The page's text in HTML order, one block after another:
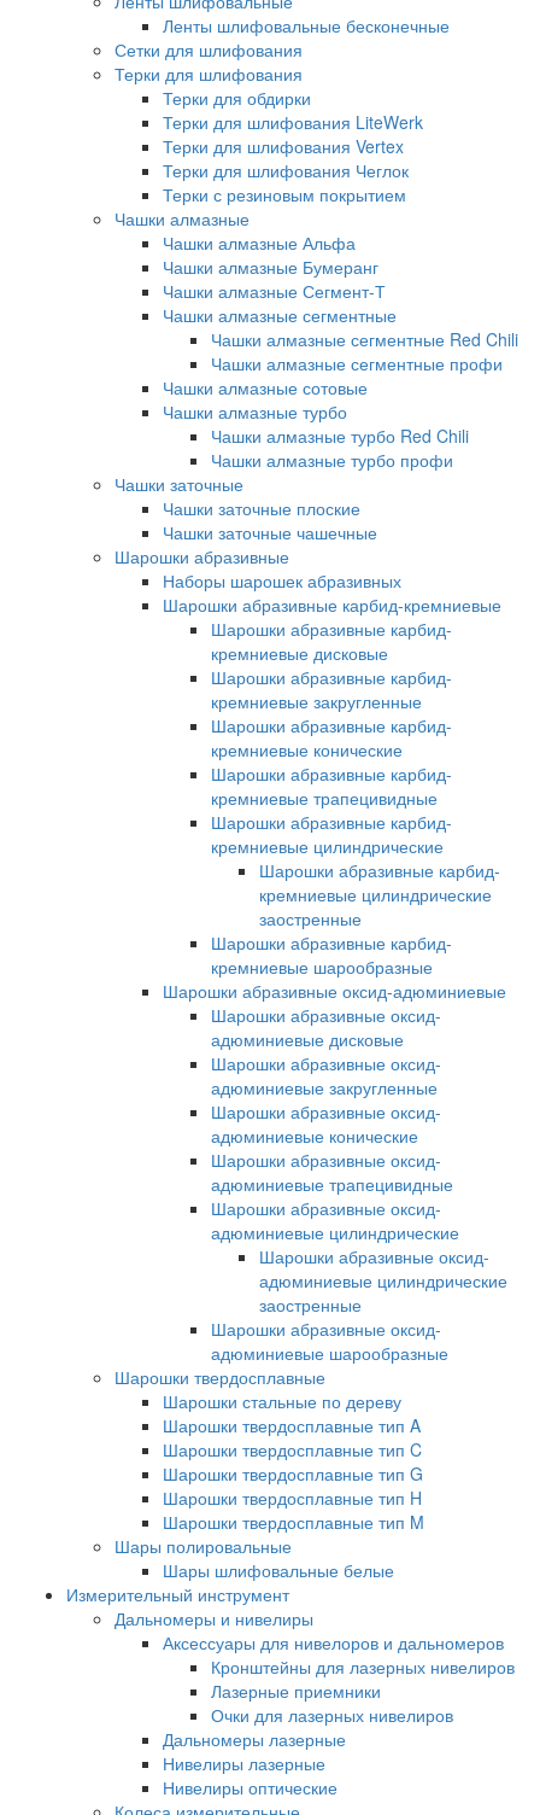
Ленты шлифовальные бесконечные
Сетки для шлифования
Терки для шлифования
Терки для обдирки
Терки для шлифования LiteWerk
Терки для шлифования Vertex
Терки для шлифования Чеглок
Терки с резиновым покрытием
Чашки алмазные
Чашки алмазные Альфа
Чашки алмазные Бумеранг
Чашки алмазные Сегмент-Т
Чашки алмазные сегментные
Чашки алмазные сегментные Red Chili
Чашки алмазные сегментные профи
Чашки алмазные сотовые
Чашки алмазные турбо
Чашки алмазные турбо Red Chili
Чашки алмазные турбо профи
Чашки заточные
Чашки заточные плоские
Чашки заточные чашечные
Шарошки абразивные
Наборы шарошек абразивных
Шарошки абразивные карбид-кремниевые
Шарошки абразивные карбид-
кремниевые дисковые
Шарошки абразивные карбид-
кремниевые закругленные
Шарошки абразивные карбид-
кремниевые конические
Шарошки абразивные карбид-
кремниевые трапецивидные
Шарошки абразивные карбид-
кремниевые цилиндрические
Шарошки абразивные карбид-
кремниевые цилиндрические
заостренные
Шарошки абразивные карбид-
кремниевые шарообразные
Шарошки абразивные оксид-адюминиевые
Шарошки абразивные оксид-
адюминиевые дисковые
Шарошки абразивные оксид-
адюминиевые закругленные
Шарошки абразивные оксид-
адюминиевые конические
Шарошки абразивные оксид-
адюминиевые трапецивидные
Шарошки абразивные оксид-
адюминиевые цилиндрические
Шарошки абразивные оксид-
адюминиевые цилиндрические
заостренные
Шарошки абразивные оксид-
адюминиевые шарообразные
Шарошки твердосплавные
Шарошки стальные по дереву
Шарошки твердосплавные тип A
Шарошки твердосплавные тип C
Шарошки твердосплавные тип G
Шарошки твердосплавные тип H
Шарошки твердосплавные тип M
Шары полировальные
Шары шлифовальные белые
Измерительный инструмент
Дальномеры и нивелиры
Аксессуары для нивелоров и дальномеров
Кронштейны для лазерных нивелиров
Лазерные приемники
Очки для лазерных нивелиров
Дальномеры лазерные
Нивелиры лазерные
Нивелиры оптические